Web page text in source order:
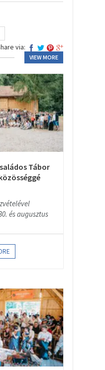
via:
VIEW MORE
Tábor
és augusztus